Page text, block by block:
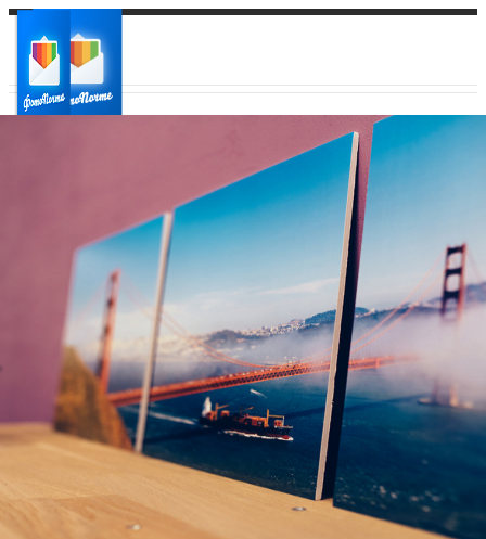
Ваш регион доставки
Выберите из списка: